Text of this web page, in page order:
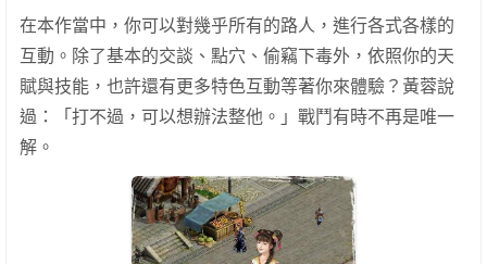
在本作當中，你可以對幾乎所有的路人，進行各式各樣的
互動。除了基本的交談、點穴、偷竊下毒外，依照你的天
賦與技能，也許還有更多特色互動等著你來體驗？黃蓉說
過：「打不過，可以想辦法整他。」戰鬥有時不再是唯一
解。